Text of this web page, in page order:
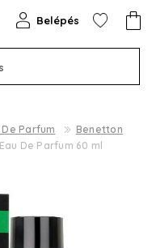
Belépés
De Parfum
Benetton
De Parfum 60 ml